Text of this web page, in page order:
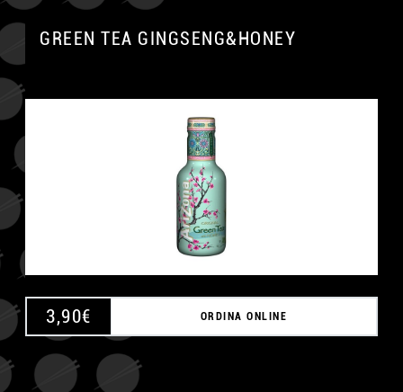
GREEN TEA GINGSENG&HONEY
3,90€ ORDINA ONLINE